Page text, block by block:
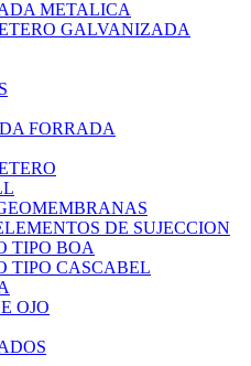
METALICA
GALVANIZADA
FORRADA
DE SUJECCION
TIPO BOA
TIPO CASCABEL
OJO